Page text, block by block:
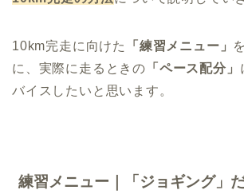
10km完走に向けた 「練習メニュー」
に、実際に走るときの 「ペース配分」
バイスしたいと思います。
練習メニュー｜「ジョギング」